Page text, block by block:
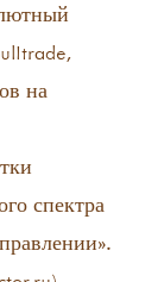
на
спектра